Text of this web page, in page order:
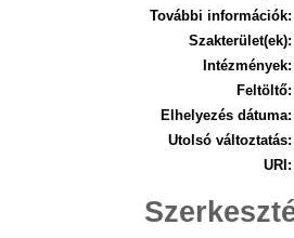
További információk:
Szakterület(ek):
Intézmények:
Feltöltő:
Elhelyezés dátuma:
Utolsó változtatás:
URI: